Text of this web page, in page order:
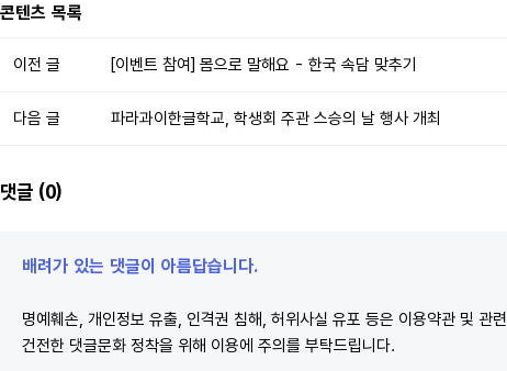
콘텐츠 목록
이전 글 [이벤트 참여] 몸으로 말해요 - 한국 속담 맞추기
다음 글 파라과이한글학교, 학생회 주관 스승의 날 행사 개최
댓글 (0)
배려가 있는 댓글이 아름답습니다.
명예훼손, 개인정보 유출, 인격권 침해, 허위사실 유포 등은 이용약관 및 관
건전한 댓글문화 정착을 위해 이용에 주의를 부탁드립니다.